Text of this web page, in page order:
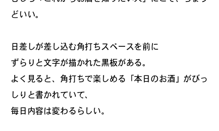
おすすめ手土産
どいい。
日差しが差し込む角打ちスペースを前に
ずらりと文字が描かれた黒板がある。
よく見ると、角打ちで楽しめる「本日のお酒」がびっ
しりと書かれていて、
毎日内容は変わるらしい。